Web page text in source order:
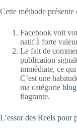
Cette méthode
Facebook voit
natif à forte
Le fait de
publication
immédiate, ce
C’est une
ma catégorie
flagrante.
L’essor des Reels